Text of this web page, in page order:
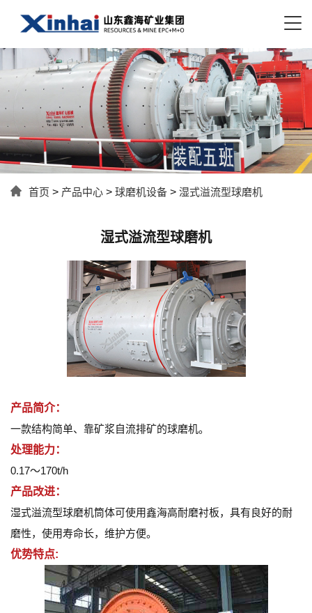
首页 > 产品中心 > 球磨机设备 > 湿式溢流型球磨机
湿式溢流型球磨机
产品简介：
一款结构简单、靠矿浆自流排矿的球磨机。
处理能力：
0.17～170t/h
产品改进：
湿式溢流型球磨机筒体可使用鑫海高耐磨衬板，具有良好的耐
磨性，使用寿命长，维护方便。
优势特点: